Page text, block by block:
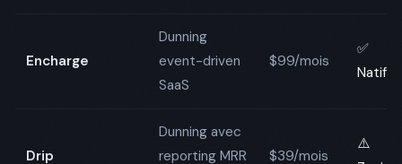
Encharge
Dunning
event-driven
SaaS
$99/mois
✅
Natif
Drip
Dunning avec
reporting MRR
$39/mois
⚠️